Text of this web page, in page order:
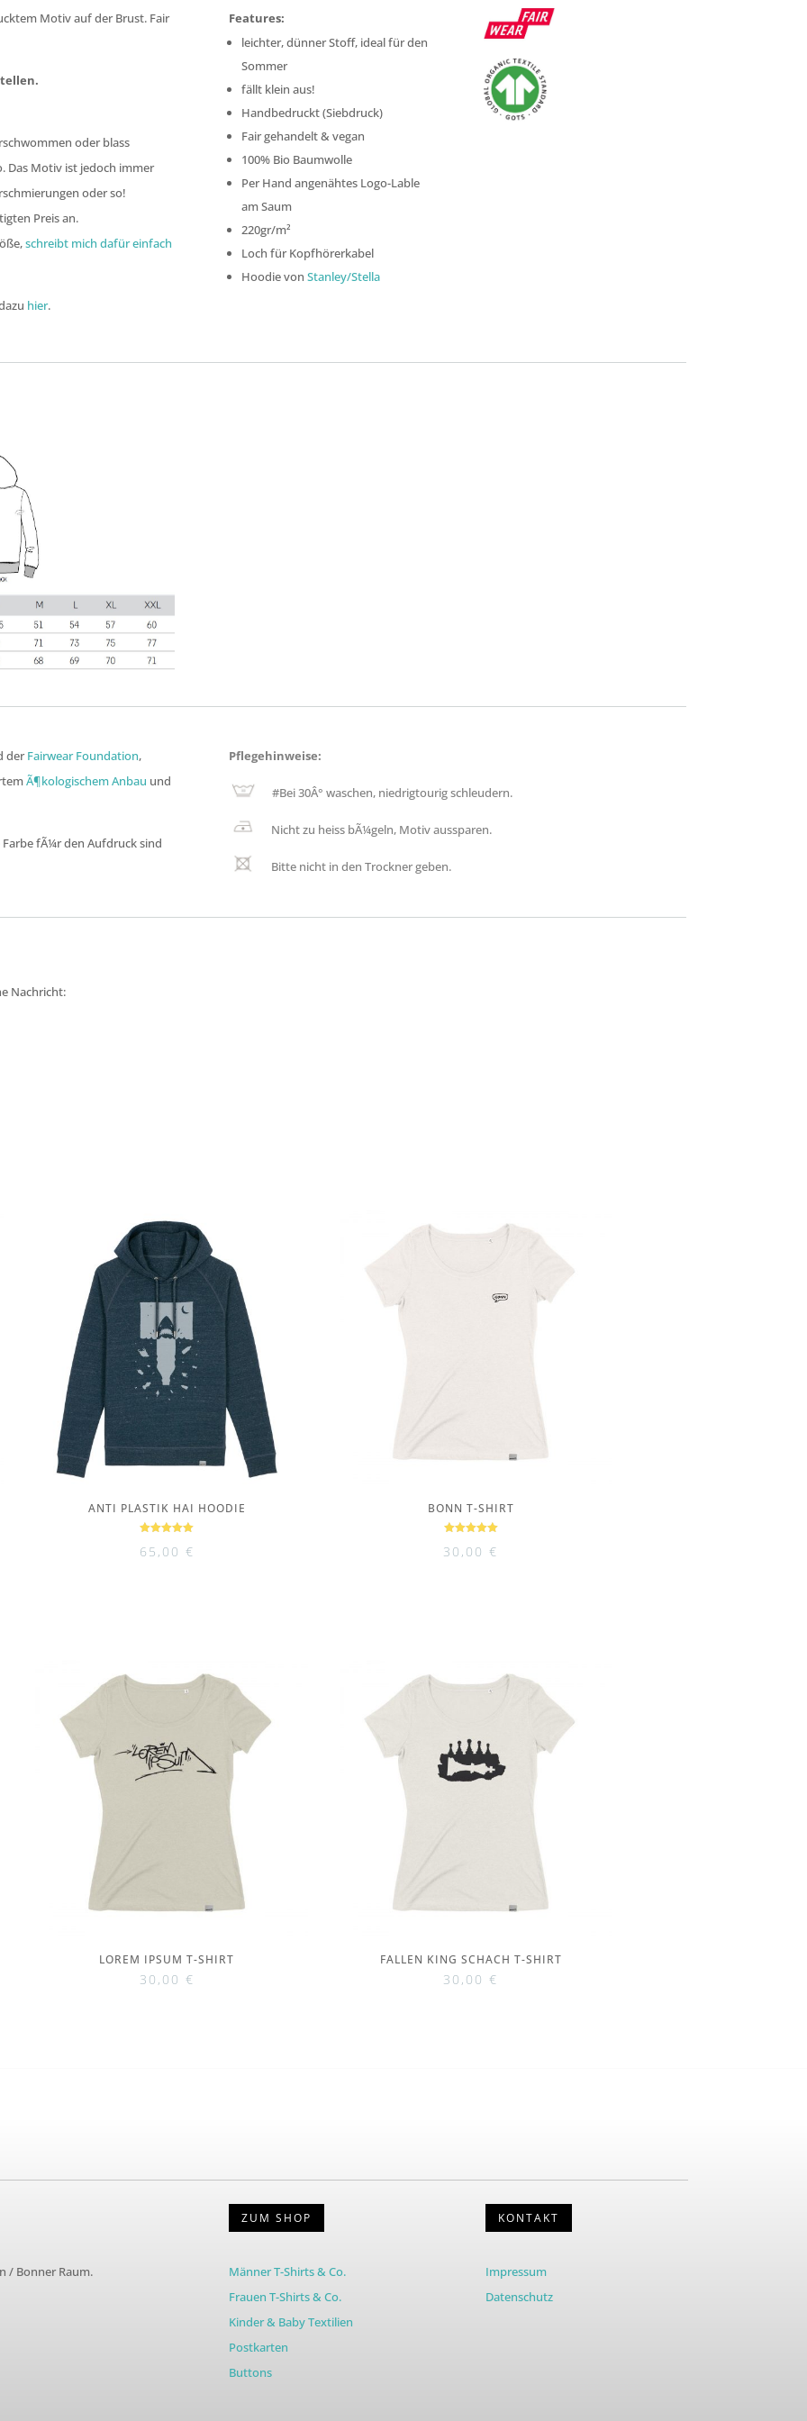
Motiv auf der Brust. Fair
oder blass
Das Motiv ist jedoch immer
oder so!
Preis an.
schreibt mich dafür einfach
hier.
Features:
leichter, dünner Stoff, ideal für den
Sommer
fällt klein aus!
Handbedruckt (Siebdruck)
Fair gehandelt & vegan
100% Bio Baumwolle
Per Hand angenähtes Logo-Lable
am Saum
220gr/m²
Loch für Kopfhörerkabel
Hoodie von Stanley/Stella
derFairwear Foundation,
Ã¶kologischem Anbau und
fÃ¼r den Aufdruck sind
Pflegehinweise:
#Bei 30Â° waschen, niedrigtourig schleudern.
Nicht zu heiss bÃ¼geln, Motiv aussparen.
Bitte nicht in den Trockner geben.
Nachricht:
ANTI PLASTIK HAI HOODIE
mit
65,00 €
BONN T-SHIRT
mit
30,00€
LOREM IPSUM T-SHIRT
30,00 €
FALLEN KING SCHACH T-SHIRT
30,00€
/ Bonner Raum.
ZUM SHOP
Männer T-Shirts & Co.
Frauen T-Shirts & Co.
Kinder & Baby Textilien
Postkarten
Buttons
KONTAKT
Impressum
Datenschutz